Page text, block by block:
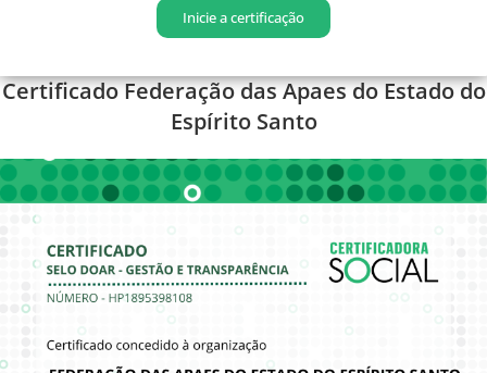
Inicie a certificação
Certificado Federação das Apaes do Estado do
Espírito Santo